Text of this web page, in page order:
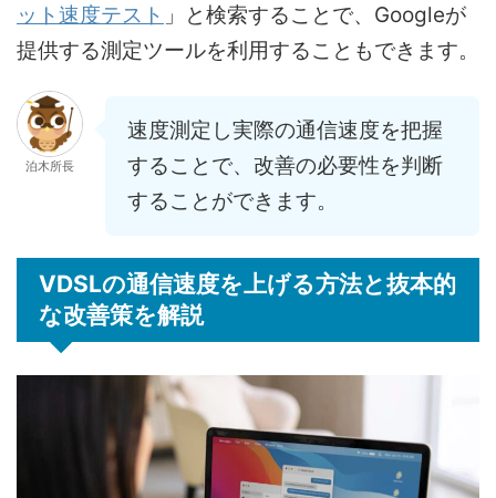
ット速度テスト 」と検索することで、Googleが
提供する測定ツールを利用することもできます。
泊木所長
速度測定し実際の通信速度を把握
することで、改善の必要性を判断
することができます。
VDSLの通信速度を上げる方法と抜本的
な改善策を解説